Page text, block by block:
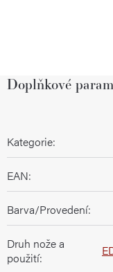
Doplňkové
Kategorie:
EAN:
Barva/Provedení:
Druh nože a
použití: